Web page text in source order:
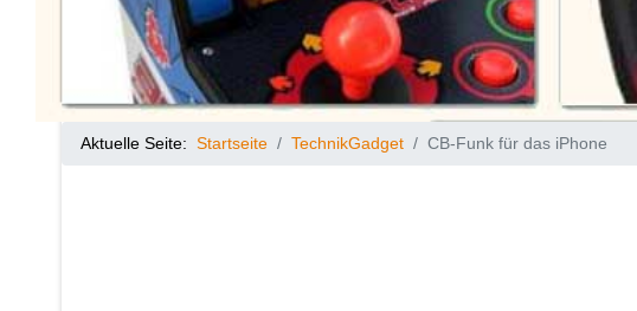
Aktuelle Seite: Startseite TechnikGadget CB-Funk für das iPhone